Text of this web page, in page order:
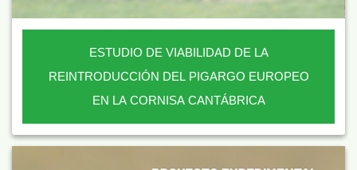
ESTUDIO DE VIABILIDAD DE LA
REINTRODUCCIÓN DEL PIGARGO EUROPEO
EN LA CORNISA CANTÁBRICA